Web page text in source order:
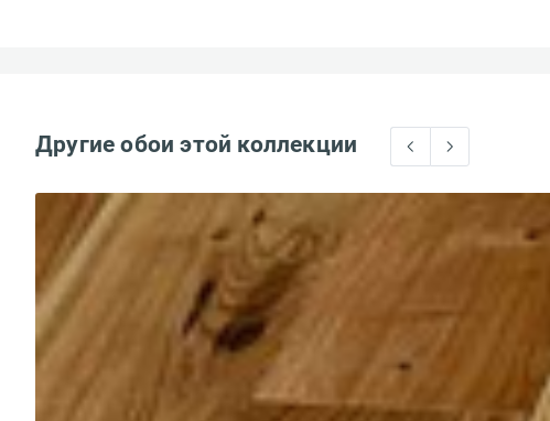
Другие обои этой коллекции